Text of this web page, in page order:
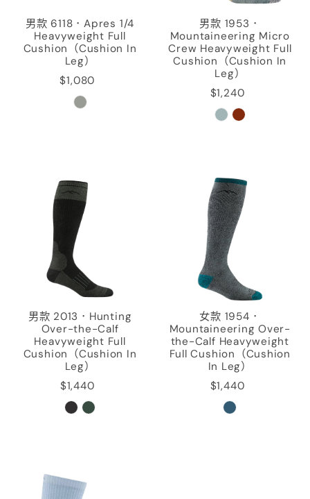
男款 6118．Apres 1/4
Heavyweight Full
Cushion（Cushion In
Leg）
$1,080
男款 1953．
Mountaineering Micro
Crew Heavyweight Full
Cushion（Cushion In
Leg）
$1,240
男款 2013．Hunting
Over-the-Calf
Heavyweight Full
Cushion（Cushion In
Leg）
$1,440
女款 1954．
Mountaineering Over-
the-Calf Heavyweight
Full Cushion（Cushion
In Leg）
$1,440